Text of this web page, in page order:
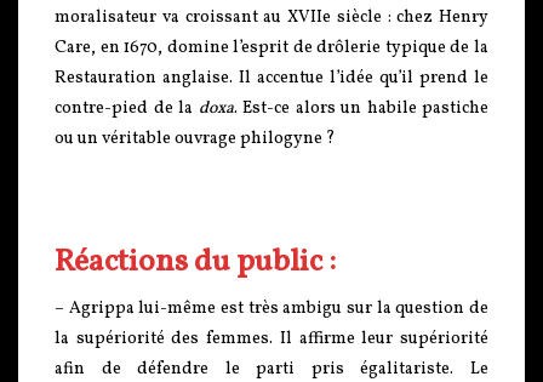
moralisateur va croissant au XVIIe siècle : chez Henry
Care, en 1670, domine l’esprit de drôlerie typique de la
Restauration anglaise. Il accentue l’idée qu’il prend le
contre-pied de la doxa. Est-ce alors un habile pastiche
ou un véritable ouvrage philogyne ?
Réactions du public :
– Agrippa lui-même est très ambigu sur la question de
la supériorité des femmes. Il affirme leur supériorité
afin de défendre le parti pris égalitariste. Le